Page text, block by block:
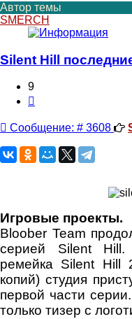
Автор темы
SMERCH
Silent Hill
9
Сообщение: # 3608
Игровые проекты.
Bloober Team
серией Silent Hill.
ремейка Silent Hill
копий) студия
первой части
только тизер с